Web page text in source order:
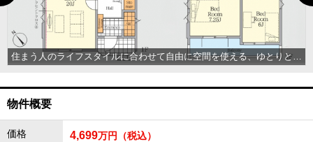
住まう人のライフスタイルに合わせて自由に空間を使える、ゆとりと機能性を両立した間取りです
物件概要
価格 4,699万円（税込）